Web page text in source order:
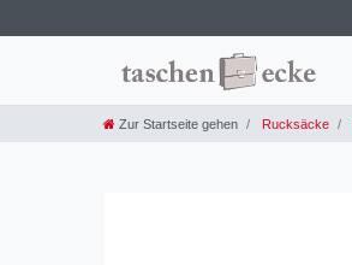
Zur Startseite gehen Rucksäcke